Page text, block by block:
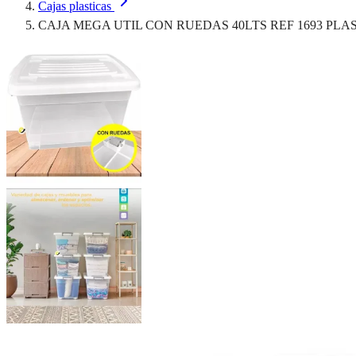
Cajas plasticas
CAJA MEGA UTIL CON RUEDAS 40LTS REF 1693